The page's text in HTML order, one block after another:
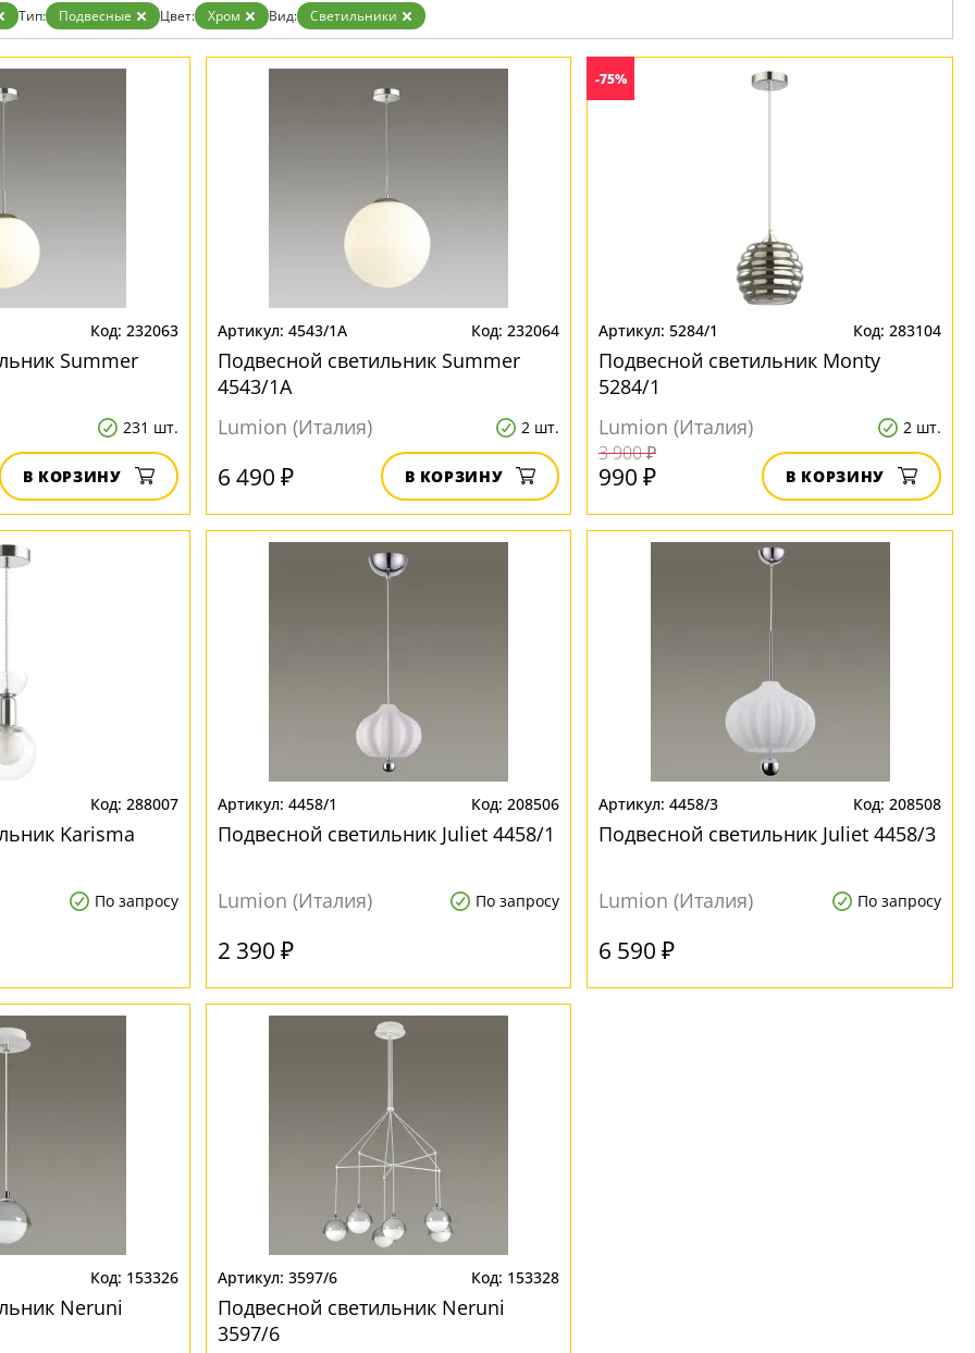
Золото
Прозрачные
Хром
Черные
Тип: Подвесные Цвет: Хром Вид: Светильники
232063
Summer
231 шт.
В КОРЗИНУ
4543/1A 232064
Подвесной светильник Summer
4543/1A
Lumion (Италия)
2 шт.
6 490 ₽ В КОРЗИНУ
-75%
5284/1 283104
Подвесной светильник Monty
5284/1
Lumion (Италия)
2 шт.
3 900 ₽
990 ₽ В КОРЗИНУ
288007
Karisma
По запросу
4458/1 208506
Подвесной светильник Juliet 4458/1
Lumion (Италия) По запросу
2 390 ₽
4458/3 208508
Подвесной светильник Juliet 4458/3
Lumion (Италия) По запросу
6 590 ₽
153326
Neruni
3597/6 153328
Подвесной светильник Neruni
3597/6